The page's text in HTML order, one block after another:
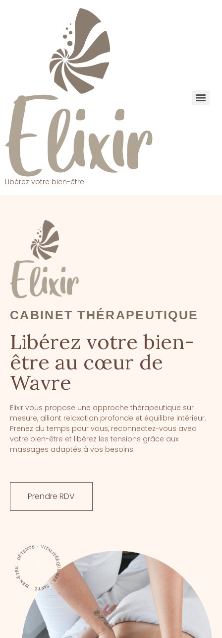
Libérez votre bien-être
CABINET THÉRAPEUTIQUE
Libérez votre bien-
être au cœur de
Wavre
Elixir vous propose une approche thérapeutique sur
mesure, alliant relaxation profonde et équilibre intérieur.
Prenez du temps pour vous, reconnectez-vous avec
votre bien-être et libérez les tensions grâce aux
massages adaptés à vos besoins.
Prendre RDV
ÉQUILIBRE · SANTÉ · BIEN-ÊTRE · DÉTENTE · VITALITÉ ·